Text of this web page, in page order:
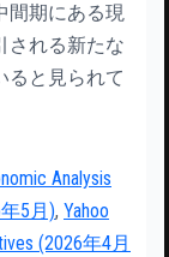
間期にある現
される新たな
ると見られて
Analysis
5月), Yahoo
(2026年4月